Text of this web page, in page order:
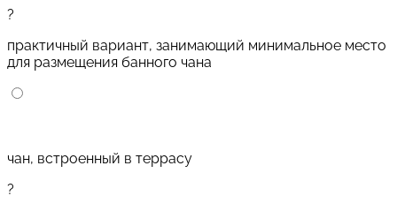
?
практичный вариант, занимающий минимальное место
для размещения банного чана
чан, встроенный в террасу
?